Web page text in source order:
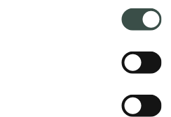
next project?